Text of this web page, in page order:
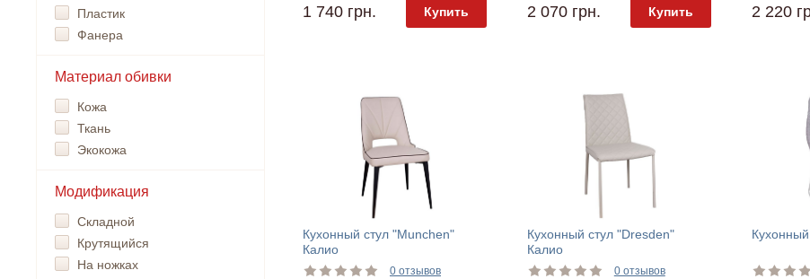
Пластик
Фанера
Материал обивки
Кожа
Ткань
Экокожа
Модификация
Складной
Крутящийся
На ножках
1 740 грн. Купить 2 070 грн. Купить 2 220
Кухонный стул "Munchen"
Калио
0 отзывов
Кухонный стул "Dresden"
Калио
0 отзывов